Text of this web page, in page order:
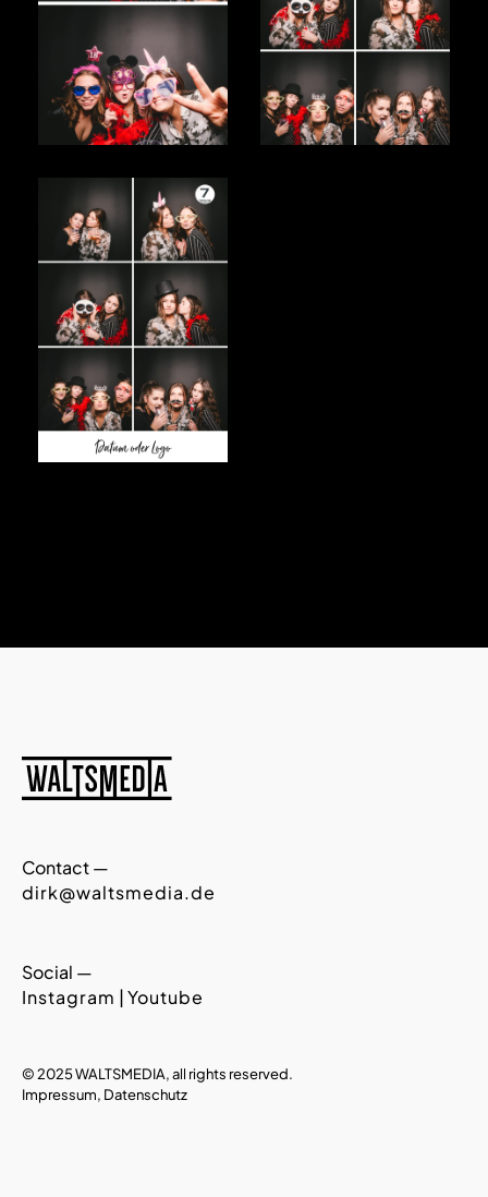
Contact —
dirk@waltsmedia.de
Social —
Instagram |Youtube
© 2025 WALTSMEDIA, all rights reserved.
Impressum, Datenschutz